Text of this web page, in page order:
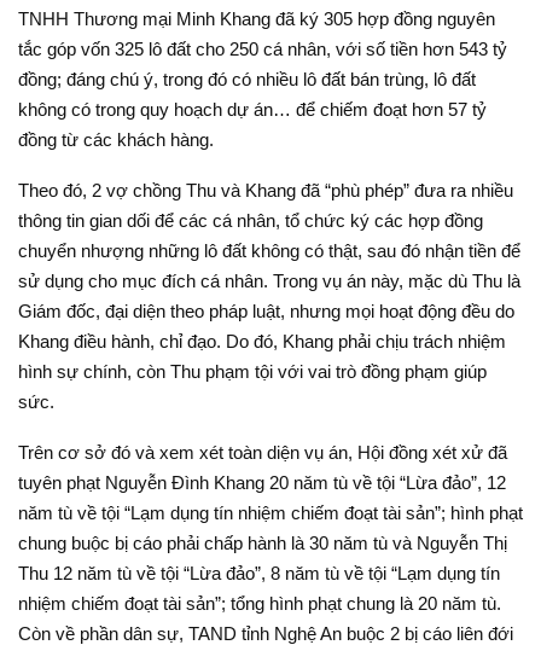
TNHH Thương mại Minh Khang đã ký 305 hợp đồng nguyên
tắc góp vốn 325 lô đất cho 250 cá nhân, với số tiền hơn 543 tỷ
đồng; đáng chú ý, trong đó có nhiều lô đất bán trùng, lô đất
không có trong quy hoạch dự án… để chiếm đoạt hơn 57 tỷ
đồng từ các khách hàng.
Theo đó, 2 vợ chồng Thu và Khang đã “phù phép” đưa ra nhiều
thông tin gian dối để các cá nhân, tổ chức ký các hợp đồng
chuyển nhượng những lô đất không có thật, sau đó nhận tiền để
sử dụng cho mục đích cá nhân. Trong vụ án này, mặc dù Thu là
Giám đốc, đại diện theo pháp luật, nhưng mọi hoạt động đều do
Khang điều hành, chỉ đạo. Do đó, Khang phải chịu trách nhiệm
hình sự chính, còn Thu phạm tội với vai trò đồng phạm giúp
sức.
Trên cơ sở đó và xem xét toàn diện vụ án, Hội đồng xét xử đã
tuyên phạt Nguyễn Đình Khang 20 năm tù về tội “Lừa đảo”, 12
năm tù về tội “Lạm dụng tín nhiệm chiếm đoạt tài sản”; hình phạt
chung buộc bị cáo phải chấp hành là 30 năm tù và Nguyễn Thị
Thu 12 năm tù về tội “Lừa đảo”, 8 năm tù về tội “Lạm dụng tín
nhiệm chiếm đoạt tài sản”; tổng hình phạt chung là 20 năm tù.
Còn về phần dân sự, TAND tỉnh Nghệ An buộc 2 bị cáo liên đới